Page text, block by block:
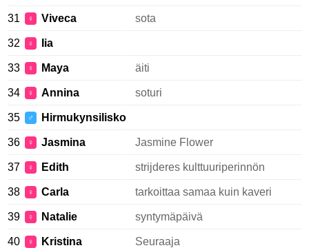
31 ♀ Viveca sota
32 ♀ Iia
33 ♀ Maya äiti
34 ♀ Annina soturi
35 ♂ Hirmukynsilisko
36 ♀ Jasmina Jasmine Flower
37 ♀ Edith strijderes kulttuuriperinnön
38 ♀ Carla tarkoittaa samaa kuin kaveri
39 ♀ Natalie syntymäpäivä
40 ♀ Kristina Seuraaja